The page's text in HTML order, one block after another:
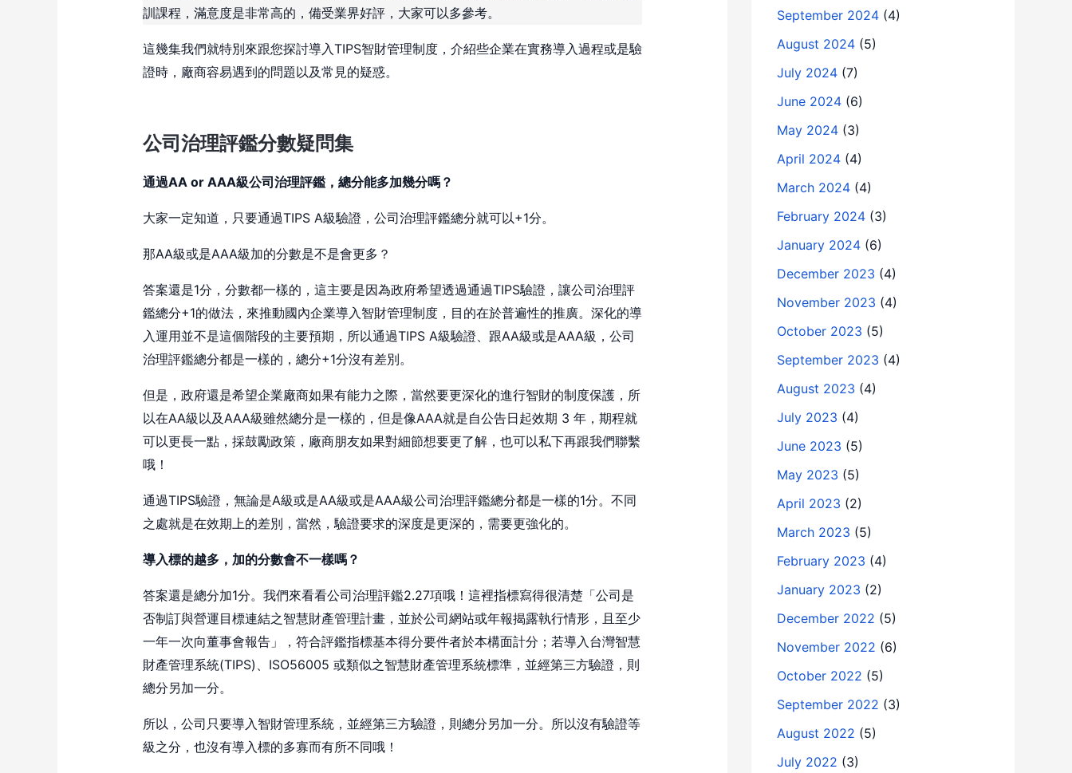
訓課程，滿意度是非常高的，備受業界好評，大家可以多參考。
這幾集我們就特別來跟您探討導入TIPS智財管理制度，介紹些企業在實務導入過程或是驗
證時，廠商容易遇到的問題以及常見的疑惑。
公司治理評鑑分數疑問集
通過AA or AAA級公司治理評鑑，總分能多加幾分嗎？
大家一定知道，只要通過TIPS A級驗證，公司治理評鑑總分就可以+1分。
那AA級或是AAA級加的分數是不是會更多？
答案還是1分，分數都一樣的，這主要是因為政府希望透過通過TIPS驗證，讓公司治理評
鑑總分+1的做法，來推動國內企業導入智財管理制度，目的在於普遍性的推廣。深化的導
入運用並不是這個階段的主要預期，所以通過TIPS A級驗證、跟AA級或是AAA級，公司
治理評鑑總分都是一樣的，總分+1分沒有差別。
但是，政府還是希望企業廠商如果有能力之際，當然要更深化的進行智財的制度保護，所
以在AA級以及AAA級雖然總分是一樣的，但是像AAA就是自公告日起效期 3 年，期程就
可以更長一點，採鼓勵政策，廠商朋友如果對細節想要更了解，也可以私下再跟我們聯繫
哦！
通過TIPS驗證，無論是A級或是AA級或是AAA級公司治理評鑑總分都是一樣的1分。不同
之處就是在效期上的差別，當然，驗證要求的深度是更深的，需要更強化的。
導入標的越多，加的分數會不一樣嗎？
答案還是總分加1分。我們來看看公司治理評鑑2.27項哦！這裡指標寫得很清楚「公司是
否制訂與營運目標連結之智慧財產管理計畫，並於公司網站或年報揭露執行情形，且至少
一年一次向董事會報告」，符合評鑑指標基本得分要件者於本構面計分；若導入台灣智慧
財產管理系統(TIPS)、ISO56005 或類似之智慧財產管理系統標準，並經第三方驗證，則
總分另加一分。
所以，公司只要導入智財管理系統，並經第三方驗證，則總分另加一分。所以沒有驗證等
級之分，也沒有導入標的多寡而有所不同哦！
September 2024 (4)
August 2024 (5)
July 2024 (7)
June 2024 (6)
May 2024 (3)
April 2024 (4)
March 2024 (4)
February 2024 (3)
January 2024 (6)
December 2023 (4)
November 2023 (4)
October 2023 (5)
September 2023 (4)
August 2023 (4)
July 2023 (4)
June 2023 (5)
May 2023 (5)
April 2023 (2)
March 2023 (5)
February 2023 (4)
January 2023 (2)
December 2022 (5)
November 2022 (6)
October 2022 (5)
September 2022 (3)
August 2022 (5)
July 2022 (3)